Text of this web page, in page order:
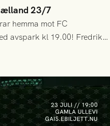
23/7
hemma mot FC
avspark kl 19.00! Fredrik
ut följande trupp till